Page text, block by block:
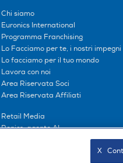
Chi siamo
Euronics International
Programma Franchising
Lo Facciamo per te, i nostri impegni
Lo facciamo per il tuo mondo
Lavora con noi
Area Riservata Soci
Area Riservata Affiliati
Retail Media
Ronics: agente AI
X